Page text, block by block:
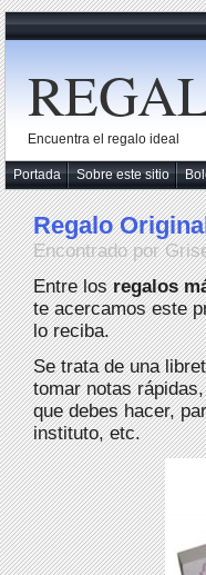
Encuentra el regalo ideal
Portada Sobre este sitio
Regalo
Encontrado por
Entre losregalos
te acercamos este
lo reciba.
Se trata de una
tomar notas
que debes hacer,
instituto, etc.